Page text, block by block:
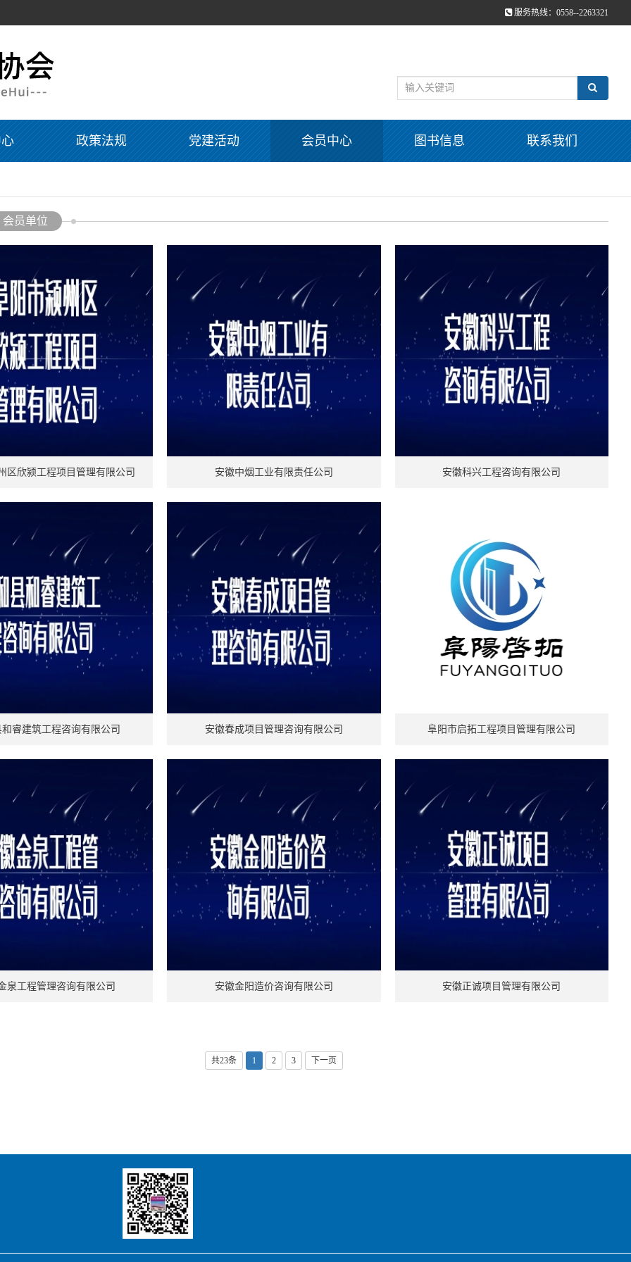
服务热线：0558--2263321
政策法规 党建活动 会员中心 图书信息 联系我们
会员单位
区欣颍工程项目管理有限公司 安徽中烟工业有限责任公司 安徽科兴工程咨询有限公司
睿建筑工程咨询有限公司 安徽春成项目管理咨询有限公司 阜阳市启拓工程项目管理有限公司
泉工程管理咨询有限公司 安徽金阳造价咨询有限公司 安徽正诚项目管理有限公司
共23条 1 2 3 下一页